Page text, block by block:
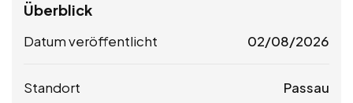
Überblick
Datum veröffentlicht 02/08/2026
Standort Passau